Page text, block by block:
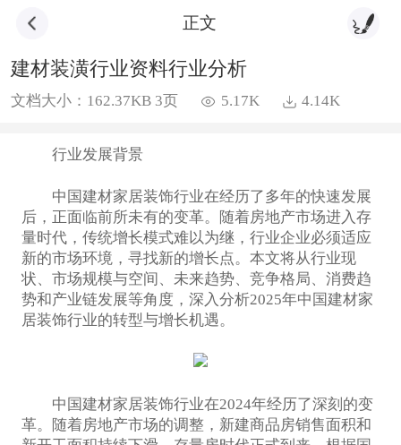
正文
建材装潢行业资料行业分析
文档大小：162.37KB 3页 5.17K 4.14K
行业发展背景
中国建材家居装饰行业在经历了多年的快速发展
后，正面临前所未有的变革。随着房地产市场进入存
量时代，传统增长模式难以为继，行业企业必须适应
新的市场环境，寻找新的增长点。本文将从行业现
状、市场规模与空间、未来趋势、竞争格局、消费趋
势和产业链发展等角度，深入分析2025年中国建材家
居装饰行业的转型与增长机遇。
中国建材家居装饰行业在2024年经历了深刻的变
革。随着房地产市场的调整，新建商品房销售面积和